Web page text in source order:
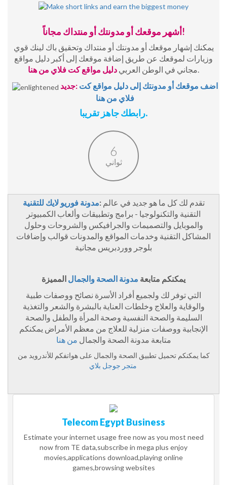
أشهر موقعك أو مدونتك أو منتداك مجاناً!
يمكنك إشهار موقعك أو مدونتك أو منتداك وتحقيق باك لينك قوي
وزيارات لموقعك عن طريق إضافة موقعك إلى أكبر دليل مواقع
مجاني في الوطن العربي دليل مواقع كت فلاي من هنا
.
جديد: اضف موقعك أو مدونتك إلى دليل مواقع كت
فلاي من هنا
رابطك جاهز تقريبا.
6
ثواني
مدونة فوريو لايك للتقنية:تقدم لك كل ما هو جديد في عالم
التقنية والتكنولوجيا - برامج وتطبيقات وألعاب الكمبيوتر
والموبايل والتصميمات والجرافيكس والشروحات وحلول
المشاكل التقنية وخدمات المواقع والمدونات قوالب وإضافات
بلوجر ووردبريس مجانية
يمكنكم متابعة مدونة الصحة والجمال المميزة
التي توفر لك ولجميع أفراد الأسرة نصائح ووصفات طبية
والوقاية والعلاج وخلطات العناية بالبشرة والشعر والتغذية
السليمة والصحة النفسية وصحة المرأة والطفل والصحة
الإنجابية ووصفات منزلية للعلاج من معظم الأمراض يمكنكم
متابعة مدونة الصحة والجمال من هنا
كما يمكنكم تحميل تطبيق الصحة والجمال على هواتفكم للأندرويد من
Telecom Egypt Business
Estimate your internet usage free now as you most need
now from TE data,subscribe in mega plus enjoy
movies,applications download,playing online
games,browsing websites